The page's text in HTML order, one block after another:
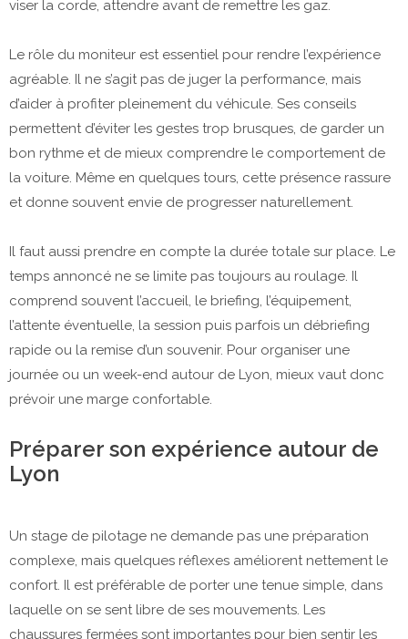
viser la corde, attendre avant de remettre les gaz.
Le rôle du moniteur est essentiel pour rendre l’expérience
agréable. Il ne s’agit pas de juger la performance, mais
d’aider à profiter pleinement du véhicule. Ses conseils
permettent d’éviter les gestes trop brusques, de garder un
bon rythme et de mieux comprendre le comportement de
la voiture. Même en quelques tours, cette présence rassure
et donne souvent envie de progresser naturellement.
Il faut aussi prendre en compte la durée totale sur place. Le
temps annoncé ne se limite pas toujours au roulage. Il
comprend souvent l’accueil, le briefing, l’équipement,
l’attente éventuelle, la session puis parfois un débriefing
rapide ou la remise d’un souvenir. Pour organiser une
journée ou un week-end autour de Lyon, mieux vaut donc
prévoir une marge confortable.
Préparer son expérience autour de
Lyon
Un stage de pilotage ne demande pas une préparation
complexe, mais quelques réflexes améliorent nettement le
confort. Il est préférable de porter une tenue simple, dans
laquelle on se sent libre de ses mouvements. Les
chaussures fermées sont importantes pour bien sentir les